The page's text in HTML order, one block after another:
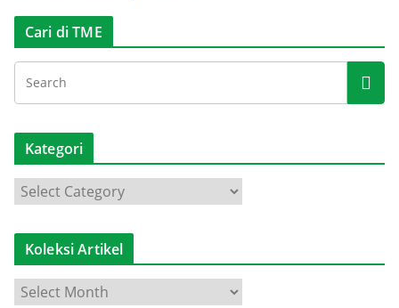
Cari di TME
Kategori
a
t
g
Koleksi Artikel